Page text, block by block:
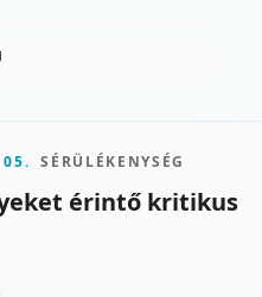
SÉRÜLÉKENYSÉG
érintő kritikus